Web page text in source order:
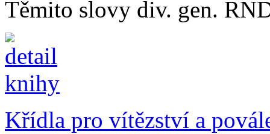
Těmito slovy div. gen.
Křídla pro vítězství a